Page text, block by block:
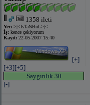
1358 ileti
Yer: >|<İsTaNBuL>|<
İş: kence çekiyorum
Kayıt: 22-05-2007 15:40
[+]
[+3][+5]
Saygınlık 30
[-]